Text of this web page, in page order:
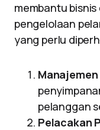
membantu
pengelolaan
yang perlu
pelanggan
Pelacakan